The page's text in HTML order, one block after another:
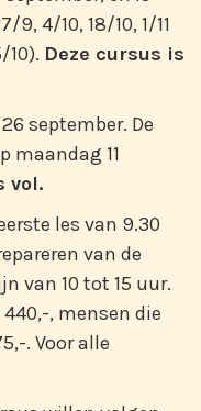
4/10, 18/10, 1/11
10). Deze cursus is
september. De
maandag 11
vol.
les van 9.30
van de
van 10 tot 15 uur.
, mensen die
. Voor alle